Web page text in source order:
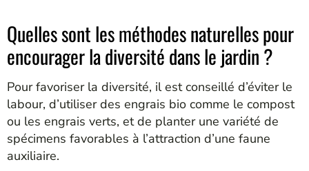
Quelles sont les méthodes naturelles pour
encourager la diversité dans le jardin ?
Pour favoriser la diversité, il est conseillé d’éviter le
labour, d’utiliser des engrais bio comme le compost
ou les engrais verts, et de planter une variété de
spécimens favorables à l’attraction d’une faune
auxiliaire.